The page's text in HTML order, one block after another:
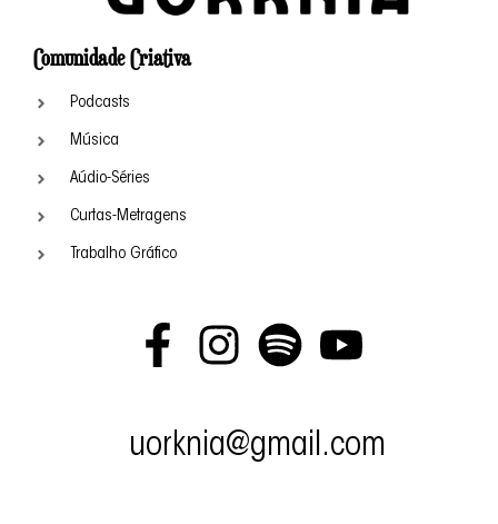
Comunidade Criativa
Podcasts
Música
Aúdio-Séries
Curtas-Metragens
Trabalho Gráfico
uorknia@gmail.com